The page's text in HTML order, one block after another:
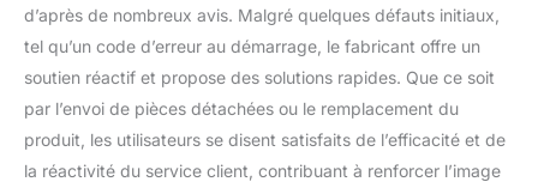
d’après de nombreux avis. Malgré quelques défauts initiaux,
tel qu’un code d’erreur au démarrage, le fabricant offre un
soutien réactif et propose des solutions rapides. Que ce soit
par l’envoi de pièces détachées ou le remplacement du
produit, les utilisateurs se disent satisfaits de l’efficacité et de
la réactivité du service client, contribuant à renforcer l’image